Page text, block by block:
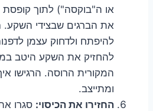
או ה"בוקסה") לתוך
את הברגים שבצידי השקע.
להיפתח ולדחוק עצמן
להחזיק את השקע היטב
המקורית הרוסה. הרגישו
ומתייצב.
החזירו את הכיסוי: סגרו